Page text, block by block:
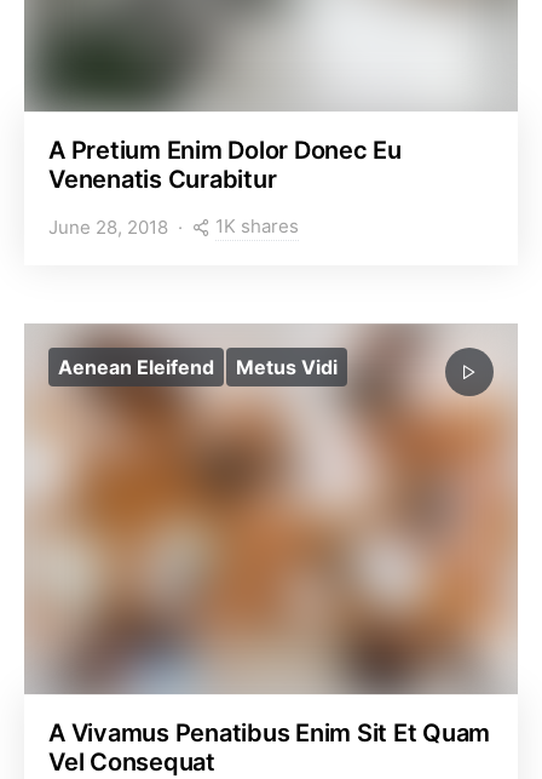
A Pretium Enim Dolor Donec Eu
Venenatis Curabitur
June 28, 2018 1K shares
Aenean Eleifend Metus Vidi
A Vivamus Penatibus Enim Sit Et Quam
Vel Consequat